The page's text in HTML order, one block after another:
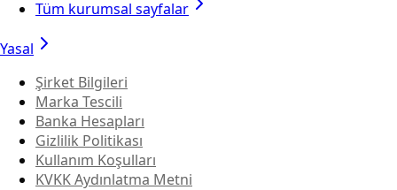
Tüm kurumsal sayfalar
Yasal
Şirket Bilgileri
Marka Tescili
Banka Hesapları
Gizlilik Politikası
Kullanım Koşulları
KVKK Aydınlatma Metni